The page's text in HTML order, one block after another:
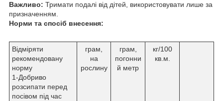
Важливо: Тримати подалі від дітей, використовувати лише за
призначенням.
Норми та спосіб внесення:
Відміряти
рекомендовану
норму
1-Добриво
розсипати перед
посівом під час
грам,
на
рослину
грам,
погонни
й метр
кг/100
кв.м.